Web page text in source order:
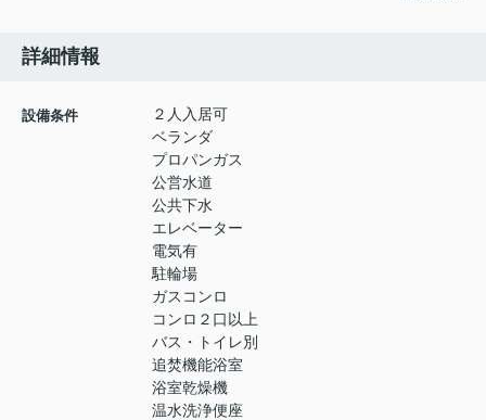
詳細情報
設備条件
２人入居可
ベランダ
プロパンガス
公営水道
公共下水
エレベーター
電気有
駐輪場
ガスコンロ
コンロ２口以上
バス・トイレ別
追焚機能浴室
浴室乾燥機
温水洗浄便座